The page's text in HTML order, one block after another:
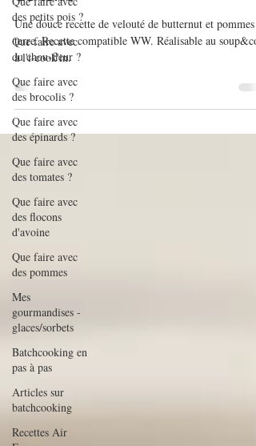
des petits pois ?
Que faire avec
du chou-fleur ?
Que faire avec
des brocolis ?
Que faire avec
des épinards ?
Que faire avec
des tomates ?
Que faire avec
des flocons
d'avoine
Que faire avec
des pommes
Mes
gourmandises -
glaces/sorbets
Batchcooking en
pas à pas
Articles sur
batchcooking
Recettes Air
Velouté de butternut et pommes
de terre
Une douce recette de velouté de butternut et pommes
terre. Recette compatible WW. Réalisable au soup&co
à l'i-cook'in.